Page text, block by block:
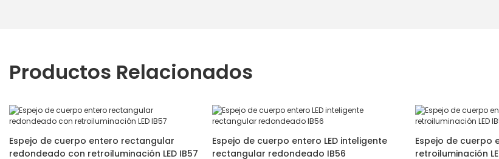
Productos Relacionados
Espejo de cuerpo entero rectangular
redondeado con retroiluminación LED IB57
Espejo de cuerpo entero LED inteligente
rectangular redondeado IB56
Espejo de cuerpo
retroiluminación